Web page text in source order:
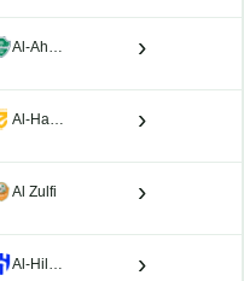
Al-Ahli Jeddah ›
Al-Hazm ›
Al Zulfi ›
Al-Hilal Saudi FC ›